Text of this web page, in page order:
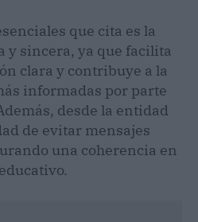
que cita es la
y sincera, ya que facilita
clara y contribuye a la
informadas por parte
desde la entidad
de evitar mensajes
una coherencia en